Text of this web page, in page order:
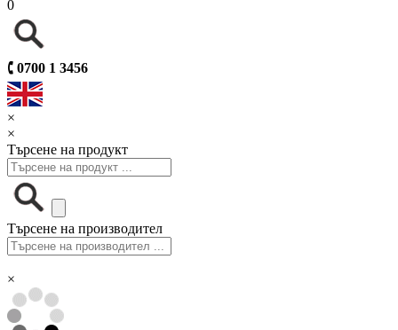
0
🕻 0700 1 3456
×
×
Търсене на продукт
Търсене на производител
×